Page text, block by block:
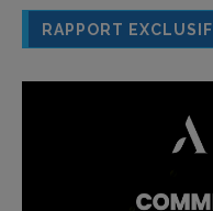
RAPPORT EXCLUSIF